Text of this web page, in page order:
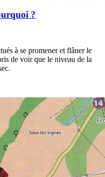
?
à se promener et flâner le
de voir que le niveau de la